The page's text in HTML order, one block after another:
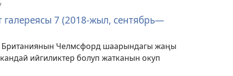
галереясы 7 (2018-жыл, сентябрь—
Челмсфорд шаарындагы жаңы
ийгиликтер болуп жатканын окуп